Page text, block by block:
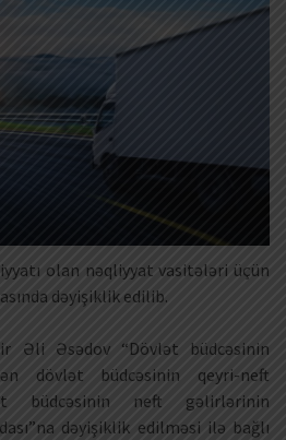
olan nəqliyyat vasitələri üçün
dəyişiklik edilib.
Əli Əsədov “Dövlət büdcəsinin
dövlət büdcəsinin qeyri-neft
büdcəsinin neft gəlirlərinin
dəyişiklik edilməsi ilə bağlı